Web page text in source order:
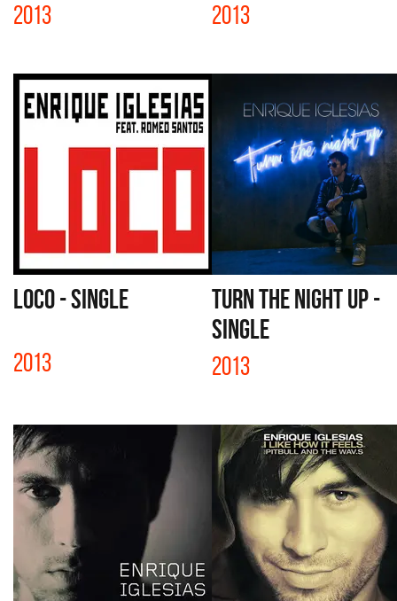
2013 2013
LOCO - SINGLE
2013
TURN THE NIGHT UP -
SINGLE
2013